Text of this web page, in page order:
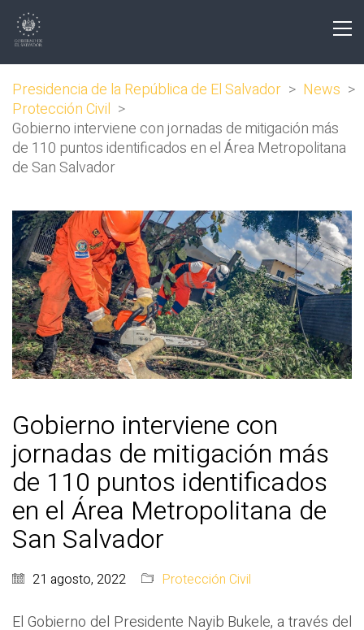
Presidencia de la República de El Salvador > News >
Protección Civil >
Gobierno interviene con jornadas de mitigación más
de 110 puntos identificados en el Área Metropolitana
de San Salvador
Gobierno interviene con
jornadas de mitigación más
de 110 puntos identificados
en el Área Metropolitana de
San Salvador
21 agosto, 2022 Protección Civil
El Gobierno del Presidente Nayib Bukele, a través del